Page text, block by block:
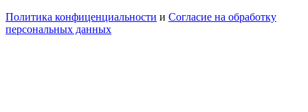
Политика конфиценциальности и Согласие на обработку
персональных данных